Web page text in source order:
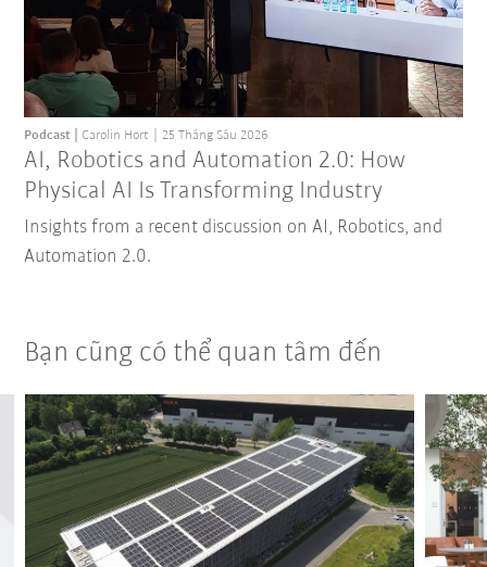
AI, Robotics and Automation 2.0: How
Physical AI Is Transforming Industry
Podcast Carolin Hort 25 Tháng Sáu 2026
Insights from a recent discussion on AI, Robotics, and
Automation 2.0.
Bạn cũng có thể quan tâm đến